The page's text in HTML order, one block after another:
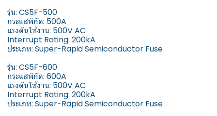
รุ่น: CS5F-500
กระแสพิกัด: 500A
แรงดันใช้งาน: 500V AC
Interrupt Rating: 200kA
ประเภท: Super-Rapid Semiconductor Fuse
รุ่น: CS5F-600
กระแสพิกัด: 600A
แรงดันใช้งาน: 500V AC
Interrupt Rating: 200kA
ประเภท: Super-Rapid Semiconductor Fuse